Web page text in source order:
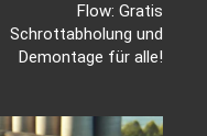
Flow: Gratis
Schrottabholung und
Demontage für alle!